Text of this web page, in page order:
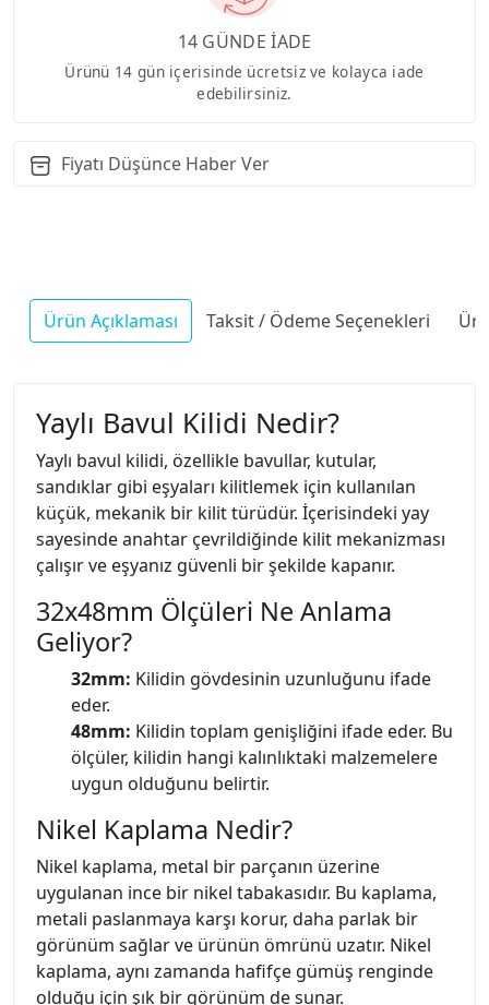
14 GÜNDE İADE
Ürünü 14 gün içerisinde ücretsiz ve kolayca iade
edebilirsiniz.
Fiyatı Düşünce Haber Ver
Ürün Açıklaması Taksit / Ödeme Seçenekleri
Yaylı Bavul Kilidi Nedir?
Yaylı bavul kilidi, özellikle bavullar, kutular,
sandıklar gibi eşyaları kilitlemek için kullanılan
küçük, mekanik bir kilit türüdür. İçerisindeki yay
sayesinde anahtar çevrildiğinde kilit mekanizması
çalışır ve eşyanız güvenli bir şekilde kapanır.
32x48mm Ölçüleri Ne Anlama
Geliyor?
32mm: Kilidin gövdesinin uzunluğunu ifade
eder.
48mm: Kilidin toplam genişliğini ifade eder. Bu
ölçüler, kilidin hangi kalınlıktaki malzemelere
uygun olduğunu belirtir.
Nikel Kaplama Nedir?
Nikel kaplama, metal bir parçanın üzerine
uygulanan ince bir nikel tabakasıdır. Bu kaplama,
metali paslanmaya karşı korur, daha parlak bir
görünüm sağlar ve ürünün ömrünü uzatır. Nikel
kaplama, aynı zamanda hafifçe gümüş renginde
olduğu için şık bir görünüm de sunar.